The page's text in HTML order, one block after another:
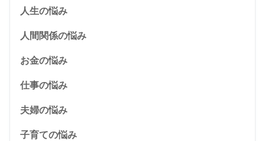
人生の悩み
人間関係の悩み
お金の悩み
仕事の悩み
夫婦の悩み
子育ての悩み